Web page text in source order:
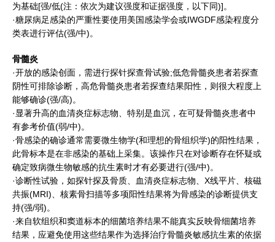
为基础[强/低(注：依次为建议强度和证据强度，以下同)]。
·糖尿病足感染的严重性要使用美国感染学会或IWGDF感染程度分
类表进行评估(强/中)。
骨髓炎
·开放的感染创面，需进行探针探查骨试验;低危骨髓炎患者若探查
阴性可排除诊断，高危骨髓炎患者若探查结果阳性，则很大程度上
能够确诊(强/高)。
·显著升高的血清炎症标志物、特别是血沉，在可疑骨髓炎患者中
有参考价值(弱/中)。
·骨感染的确诊通常需要微生物学(和理想的骨组织学)的阳性结果，
此骨标本是在非感染的基础上采集。该操作只在对诊断存在怀疑或
确定致病微生物敏感的抗生素时才有必要进行(强/中)。
·诊断性试验，如探针探及骨质、血清炎症标志物、X线平片、核磁
共振(MRI)、核素骨扫描等多项阳性结果将为骨感染的诊断提供支
持(强/弱)。
·来自软组织和窦道标本的细菌培养结果不能真实反映骨细菌培养
结果，应避免使用这些结果作为选择治疗骨髓炎敏感抗生素的依据